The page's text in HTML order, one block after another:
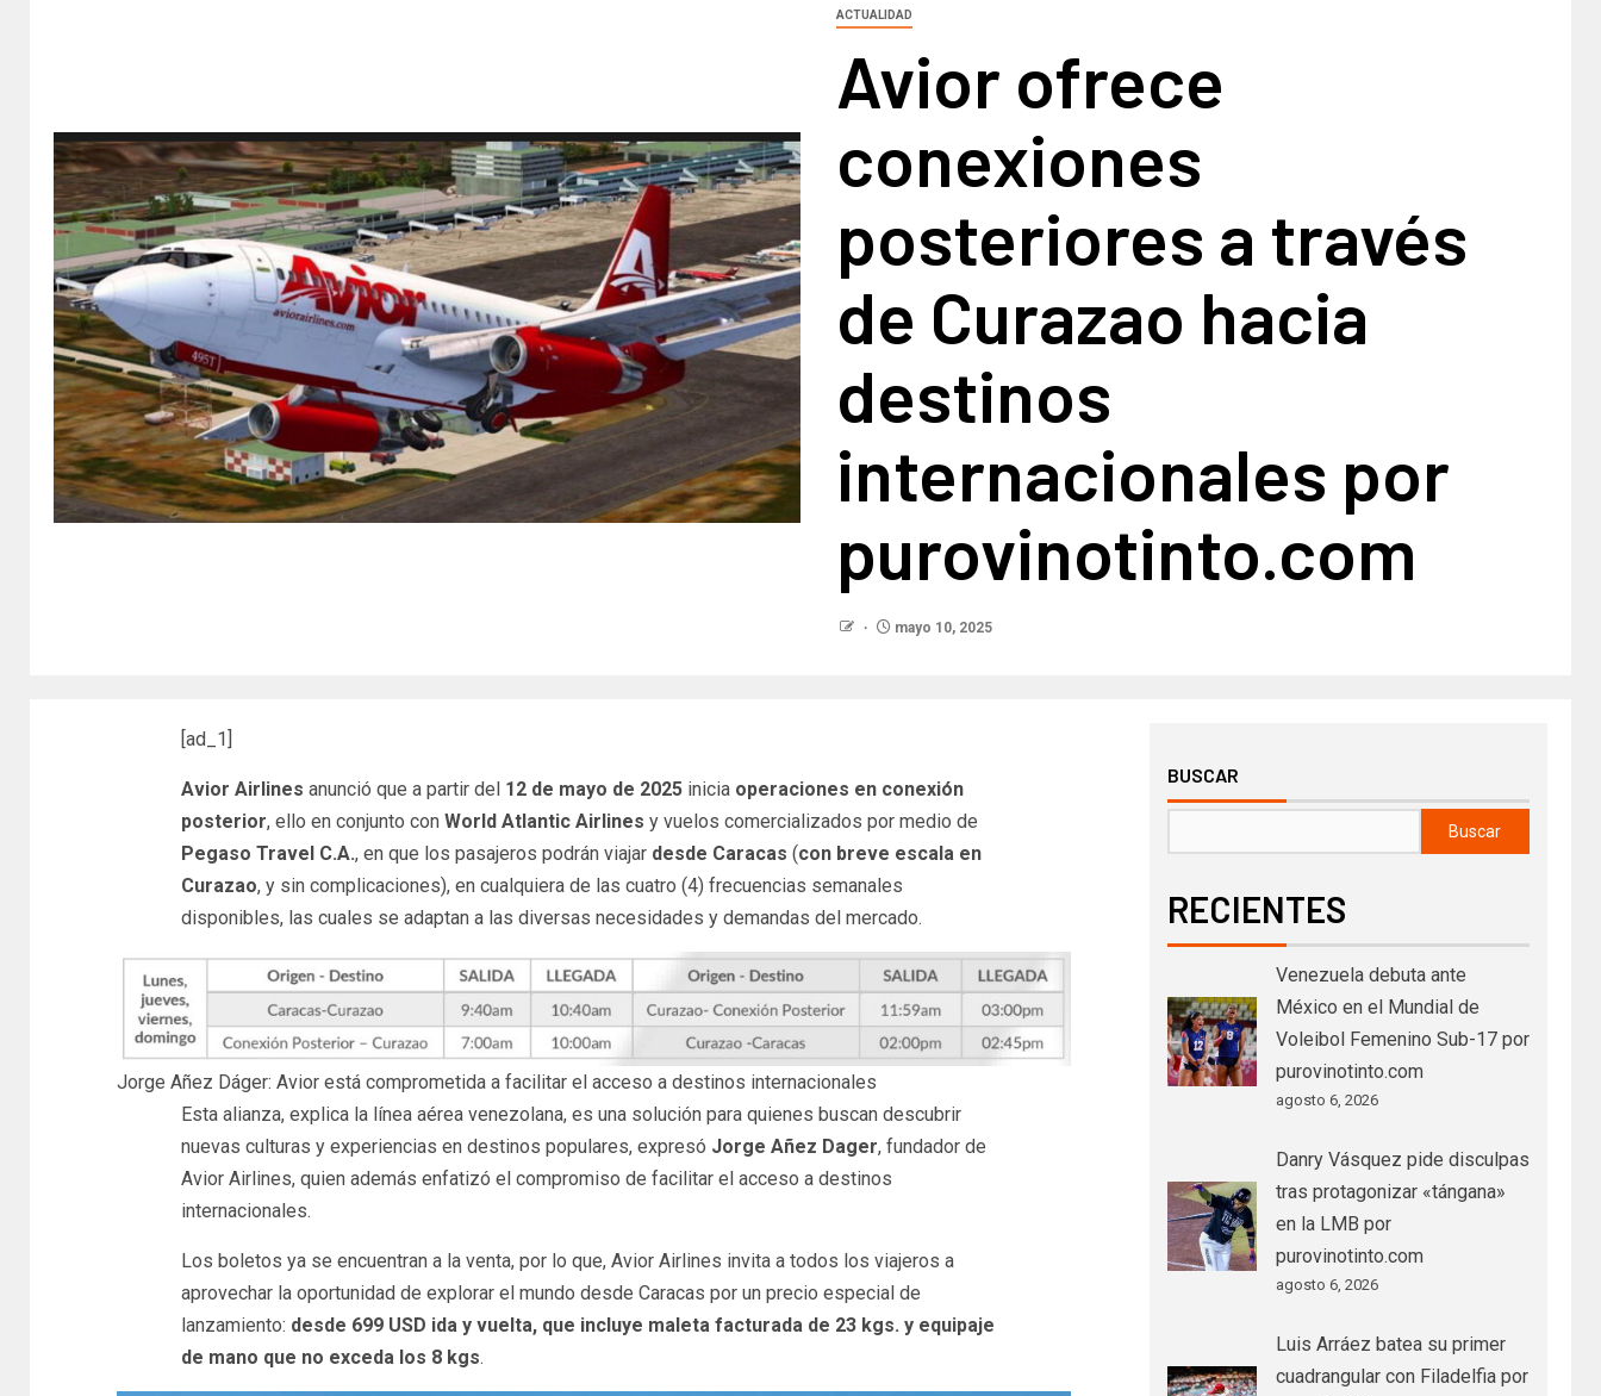
ACTUALIDAD
Avior ofrece
conexiones
posteriores a través
de Curazao hacia
destinos
internacionales por
purovinotinto.com
mayo 10, 2025
[ad_1]
Avior Airlines anunció que a partir del 12 de mayo de 2025inicia operaciones en conexión
posterior, ello en conjunto con World Atlantic Airlines y vuelos comercializados por medio de
Pegaso Travel C.A., en que los pasajeros podrán viajar desde Caracas (con breve escala en
Curazao, y sin complicaciones), en cualquiera de las cuatro (4) frecuencias semanales
disponibles, las cuales se adaptan a las diversas necesidades y demandas del mercado.
Jorge Añez Dáger: Avior está comprometida a facilitar el acceso a destinos internacionales
Esta alianza, explica la línea aérea venezolana, es una solución para quienes buscan descubrir
nuevas culturas y experiencias en destinos populares, expresó Jorge Añez Dager, fundador de
Avior Airlines, quien además enfatizó el compromiso de facilitar el acceso a destinos
internacionales.
Los boletos ya se encuentran a la venta, por lo que, Avior Airlines invita a todos los viajeros a
aprovechar la oportunidad de explorar el mundo desde Caracas por un precio especial de
lanzamiento: desde 699 USD ida y vuelta, que incluye maleta facturada de 23 kgs. y equipaje
de mano que no exceda los 8 kgs.
BUSCAR
Buscar
RECIENTES
Venezuela debuta ante
México en el Mundial de
Voleibol Femenino Sub-17 por
purovinotinto.com
agosto 6, 2026
Danry Vásquez pide disculpas
tras protagonizar «tángana»
en la LMB por
purovinotinto.com
agosto 6, 2026
Luis Arráez batea su primer
cuadrangular con Filadelfia por